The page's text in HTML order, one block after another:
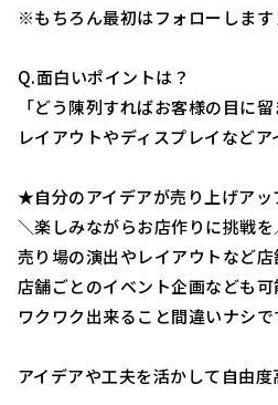
※もちろん最初はフォローしま
Q.面白いポイントは？
「どう陳列すればお客様の目に留
レイアウトやディスプレイなど
★自分のアイデアが売り上げア
＼楽しみながらお店作りに挑戦を
売り場の演出やレイアウトなど
店舗ごとのイベント企画なども
ワクワク出来ること間違いナシで
アイデアや工夫を活かして自由